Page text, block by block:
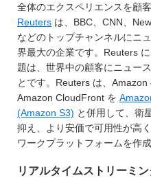
全体のエクスペリエンスを顧
Reuters は、BBC、CNN、
などのトップチャンネルにニ
界最大の企業です。Reuters
題は、世界中の顧客にニュー
とです。Reuters は、
Amazon CloudFront を
(Amazon S3) と併用して、衛
抑え、より安価で可用性が高
ワークプラットフォームを作成
リアルタイムストリーミ